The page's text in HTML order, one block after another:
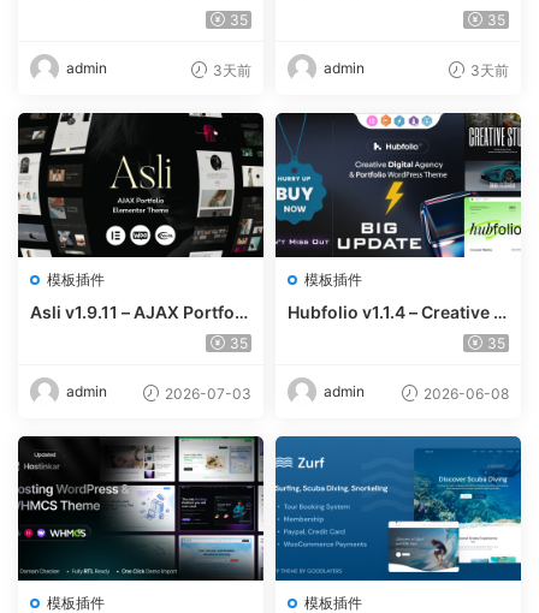
35
admin 3天前
sage and Physical Therapi
35
admin 3天前
模板插件
Asli v1.9.11 – AJAX Portfoli
o Elementor WordPress Th
35
admin 2026-07-03
模板插件
Hubfolio v1.1.4 – Creative P
ortfolio & Digital Agency W
e
35
admin 2026-06-08
模板插件 模板插件